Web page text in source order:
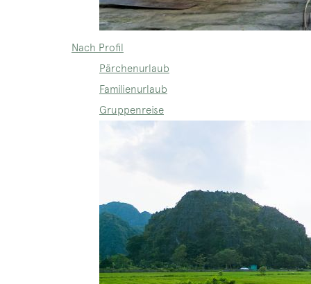
Nach Profil
Pärchenurlaub
Familienurlaub
Gruppenreise